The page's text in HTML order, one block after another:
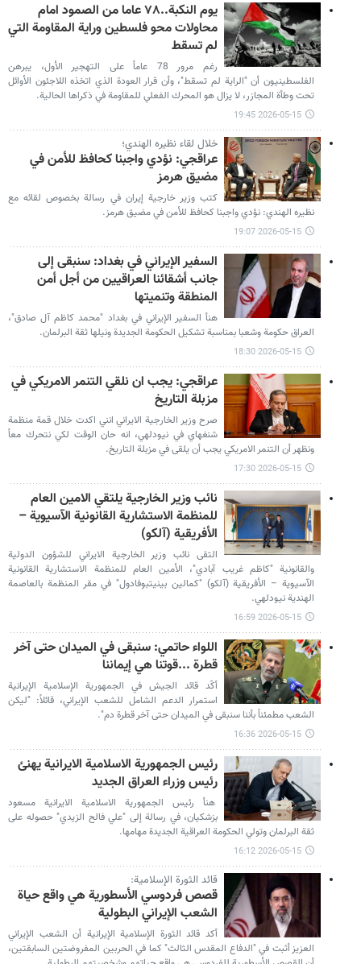
يوم النكبة..٧٨ عاما من الصمود امام
محاولات محو فلسطين وراية المقاومة التي
لم تسقط
رغم مرور 78 عاماً على التهجير الأول، يبرهن
الفلسطينيون أن "الراية لم تسقط"، وأن قرار العودة الذي اتخذه اللاجئون الأوائل
تحت وطأة المجازر، لا يزال هو المحرك الفعلي للمقاومة في ذكراها الحالية.
2026-05-15 19:45
خلال لقاء نظيره الهندي؛
عراقجي: نؤدي واجبنا كحافظ للأمن في
مضيق هرمز
كتب وزير خارجية إيران في رسالة بخصوص لقائه مع
نظيره الهندي: نؤدي واجبنا كحافظ للأمن في مضيق هرمز.
2026-05-15 19:07
السفير الإيراني في بغداد: سنبقى إلى
جانب أشقائنا العراقيين من أجل أمن
المنطقة وتنميتها
هنأ السفير الإيراني في بغداد "محمد كاظم آل صادق"،
العراق حكومة وشعبا بمناسبة تشكيل الحكومة الجديدة ونيلها ثقة البرلمان.
2026-05-15 18:30
عراقجي: يجب ان نلقي التنمر الامريكي في
مزبلة التاريخ
صرح وزير الخارجية الايراني انني اكدت خلال قمة منظمة
شنغهاي في نيودلهي، انه حان الوقت لكي نتحرك معاً
ونظهر أن التنمر الامريكي يجب أن يلقى في مزبلة التاريخ.
2026-05-15 17:30
نائب وزير الخارجية يلتقي الامين العام
للمنظمة الاستشارية القانونية الآسيوية –
الأفريقية (آلكو)
التقى نائب وزير الخارجية الايراني للشؤون الدولية
والقانونية "كاظم غريب‌ آبادي"، الأمين العام للمنظمة الاستشارية القانونية
الآسيوية – الأفريقية (آلكو) "كمالين بينيتبوفادول" في مقر المنظمة بالعاصمة
الهندية نيودلهي.
2026-05-15 16:59
اللواء حاتمي: سنبقى في الميدان حتى آخر
قطرة ...قوتنا هي إيماننا
أكّد قائد الجيش في الجمهورية الإسلامية الإيرانية
استمرار الدعم الشامل للشعب الإيراني، قائلاً: "ليكن
الشعب مطمئناً بأننا سنبقى في الميدان حتى آخر قطرة دم".
2026-05-15 16:36
رئيس الجمهورية الاسلامية الايرانية يهنئ
رئيس وزراء العراق الجديد
هنأ رئيس الجمهورية الاسلامية الايرانية مسعود
بزشكيان، في رسالة إلى "علي فالح الزيدي" حصوله على
ثقة البرلمان وتولي الحكومة العراقية الجديدة مهامها.
2026-05-15 16:12
قائد الثورة الإسلامية:
قصص فردوسي الأسطورية هي واقع حياة
الشعب الإيراني البطولية
أكد قائد الثورة الإسلامية الإيرانية أن الشعب الإيراني
العزيز أثبت في "الدفاع المقدس الثالث" كما في الحربين المفروضتين السابقتين،